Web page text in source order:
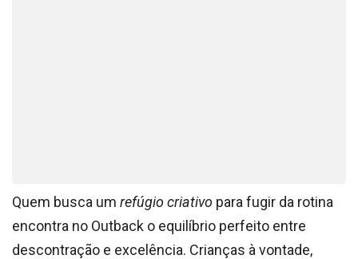
Quem busca um refúgio criativo para fugir da rotina
encontra no Outback o equilíbrio perfeito entre
descontração e excelência. Crianças à vontade,